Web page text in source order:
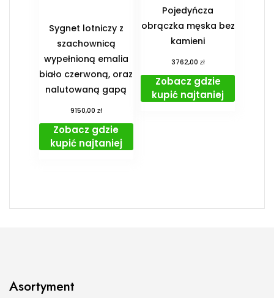
Sygnet lotniczy z
szachownicą
wypełnioną emalia
biało czerwoną, oraz
nalutowaną gapą
9150,00 zł
Zobacz gdzie
kupić najtaniej
Pojedyńcza
obrączka męska bez
kamieni
3762,00 zł
Zobacz gdzie
kupić najtaniej
Asortyment